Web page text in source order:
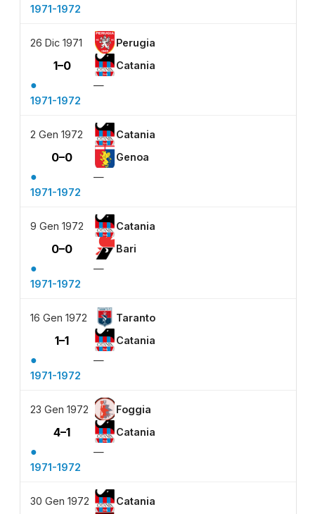
1971-1972
26 Dic 1971 Perugia
1–0 Catania
●
—
1971-1972
2 Gen 1972 Catania
0–0 Genoa
●
—
1971-1972
9 Gen 1972 Catania
0–0 Bari
●
—
1971-1972
16 Gen 1972 Taranto
1–1 Catania
●
—
1971-1972
23 Gen 1972 Foggia
4–1 Catania
●
—
1971-1972
30 Gen 1972 Catania